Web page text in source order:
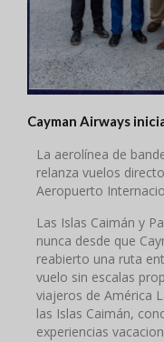
Cayman Airways
La aerolínea de
relanza vuelos
Aeropuerto
Las Islas Caimán y
nunca desde que
reabierto una ruta
vuelo sin escalas
viajeros de América
las Islas Caimán,
experiencias